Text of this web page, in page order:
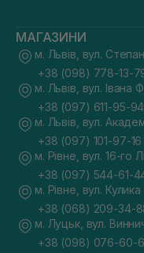
МАГАЗИНИ
м. Львів, вул.
+38 (098) 778-13-
м. Львів, вул. Івана
+38 (097) 611-95-94
м. Львів, вул.
+38 (097) 101-97-16
м. Рівне, вул. 16-го
+38 (097) 544-61-
м. Рівне, вул.
+38 (068) 209-34-
м. Луцьк, вул.
+38 (098) 076-60-